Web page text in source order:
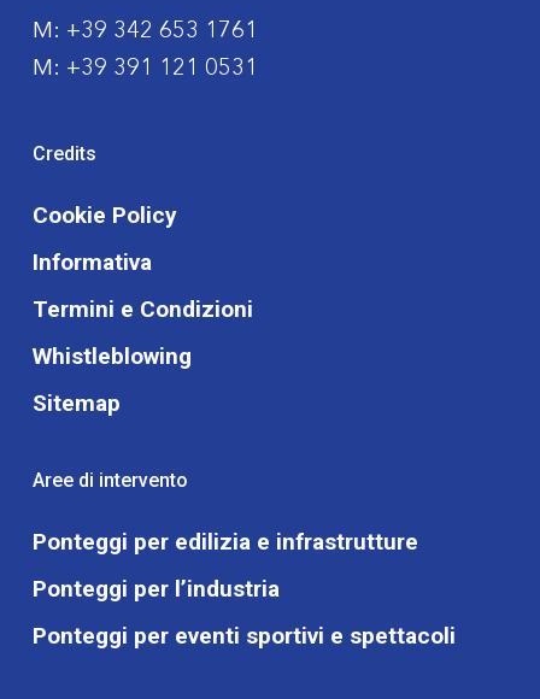
M: +39 342 653 1761
M: +39 391 121 0531
Credits
Cookie Policy
Informativa
Termini e Condizioni
Whistleblowing
Sitemap
Aree di intervento
Ponteggi per edilizia e infrastrutture
Ponteggi per l’industria
Ponteggi per eventi sportivi e spettacoli